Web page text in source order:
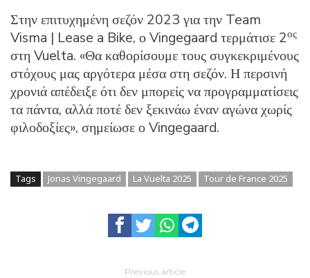
Στην επιτυχημένη σεζόν 2023 για την Team
Visma | Lease a Bike, ο Vingegaard τερμάτισε 2ος
στη Vuelta. «Θα καθορίσουμε τους συγκεκριμένους
στόχους μας αργότερα μέσα στη σεζόν. Η περσινή
χρονιά απέδειξε ότι δεν μπορείς να προγραμματίσεις
τα πάντα, αλλά ποτέ δεν ξεκινάω έναν αγώνα χωρίς
φιλοδοξίες», σημείωσε ο Vingegaard.
Tags Jonas Vingegaard La Vuelta 2025 Tour de France 2025
Previous article